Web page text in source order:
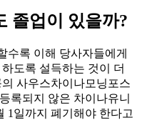
졸업이 있을까?
수록 이해 당사자들에게
도록 설득하는 것이 더
사우스차이나모닝포스
록되지 않은 차이나유니
1일까지 폐기해야 한다고